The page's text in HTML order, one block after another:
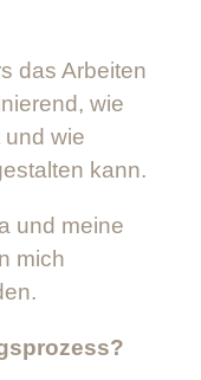
das Arbeiten
wie
und wie
kann.
und meine
mich